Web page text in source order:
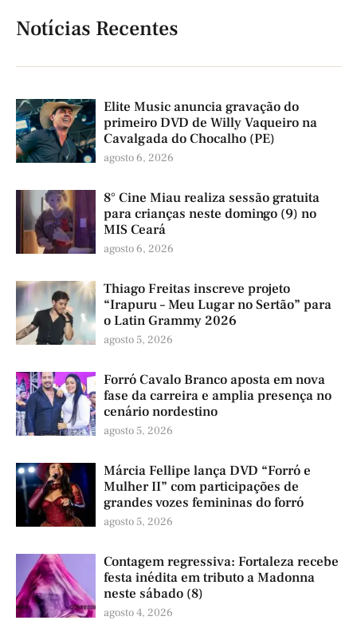
Notícias Recentes
Elite Music anuncia gravação do
primeiro DVD de Willy Vaqueiro na
Cavalgada do Chocalho (PE)
agosto 6, 2026
8° Cine Miau realiza sessão gratuita
para crianças neste domingo (9) no
MIS Ceará
agosto 6, 2026
Thiago Freitas inscreve projeto
“Irapuru – Meu Lugar no Sertão” para
o Latin Grammy 2026
agosto 5, 2026
Forró Cavalo Branco aposta em nova
fase da carreira e amplia presença no
cenário nordestino
agosto 5, 2026
Márcia Fellipe lança DVD “Forró e
Mulher II” com participações de
grandes vozes femininas do forró
agosto 5, 2026
Contagem regressiva: Fortaleza recebe
festa inédita em tributo a Madonna
neste sábado (8)
agosto 4, 2026